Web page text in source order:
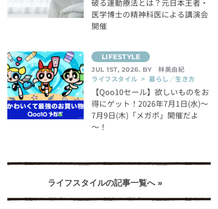
破る運動療法とは？元日本王者・
医学博士の精神科医による講演会
開催
JUL 1ST, 2026. BY
林美由紀
ライフスタイル > 暮らし／生き方
【Qoo10セール】欲しいものをお
得にゲット！2026年7月1日(水)～
7月9日(木)「メガポ」開催だよ
～！
ライフスタイルの記事一覧へ »